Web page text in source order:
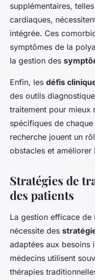
supplémentaires,
cardiaques,
intégrée. Ces
symptômes de la
la gestion des
Enfin, les défis
des outils
traitement pour mieux
spécifiques de
recherche jouent un
obstacles et améliorer
Stratégies de
des patients
La gestion efficace de
nécessite des
adaptées aux besoins
médecins utilisent
thérapies